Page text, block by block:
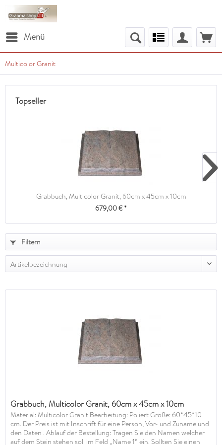
Menü
Multicolor Granit
Topseller
Grabbuch, Multicolor Granit, 60cm x 45cm x 10cm
679,00 € *
Filtern
Artikelbezeichnung
Grabbuch, Multicolor Granit, 60cm x 45cm x 10cm
Material: Multicolor Granit Bearbeitung: Poliert Größe: 60*45*10
cm. Der Preis ist mit Inschrift für eine Person, Vor- und Zuname und
den Daten . Ablauf der Bestellung: Tragen Sie den Namen welcher
auf dem Stein stehen soll im Feld „Name 1“ ein. Sollten Sie einen